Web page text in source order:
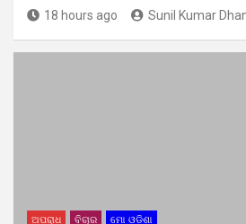
18 hours ago Sunil Kumar
ଅପରାଧ ବିଚାର ମୋ ଓଡ଼ିଶା